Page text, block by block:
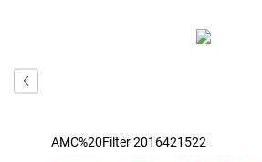
AMC%20Filter 2016421522